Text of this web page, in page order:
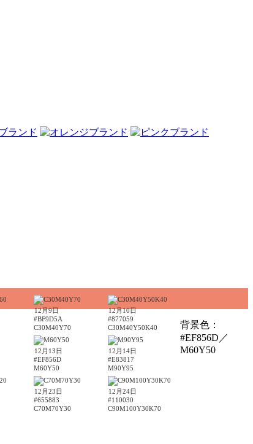
12月9日
#BF9D5A
C30M40Y70
12月10日
#877059
C30M40Y50K40
12月13日
#EF856D
M60Y50
12月14日
#E83817
M90Y95
12月23日
#655883
C70M70Y30
12月24日
#110030
C90M100Y30K70
背景色：
#EF856D／
M60Y50